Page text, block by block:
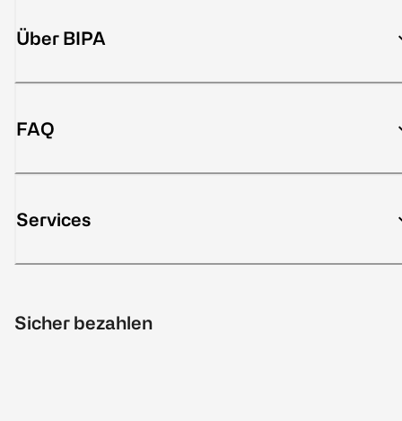
Über BIPA
FAQ
Services
Sicher bezahlen